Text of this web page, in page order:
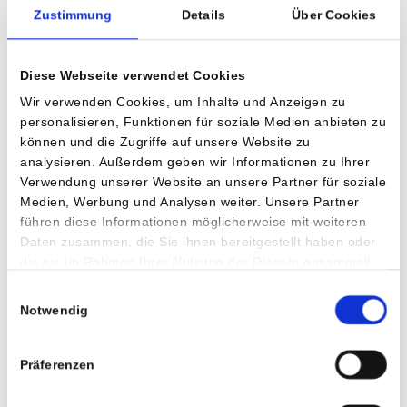
Zustimmung Details Über Cookies
Diese Webseite verwendet Cookies
Wir verwenden Cookies, um Inhalte und Anzeigen zu
personalisieren, Funktionen für soziale Medien anbieten zu
können und die Zugriffe auf unsere Website zu
analysieren. Außerdem geben wir Informationen zu Ihrer
Verwendung unserer Website an unsere Partner für soziale
Medien, Werbung und Analysen weiter. Unsere Partner
führen diese Informationen möglicherweise mit weiteren
Daten zusammen, die Sie ihnen bereitgestellt haben oder
Notwendig
Präferenzen
einfach angewendet, sondern auch weiterentwickelt sowie
ein durchaus bahnbrechender Fortschritt im
„althergebrachten“ Bereich Krankenhaus­infor­mations­­
systeme möglich, der das gute alte etablierte
Verfahrenswissen der letzten Jahr­zehnte mit der sich
laufend erneuernden Digitalität des Alltages zu Verbündeten
macht. Ob dies die etablierten Marken auch so organisch
schaffen können, werden die kommenden 10 Jahre zeigen.
Human & Digital ist bereit dafür, und zwar human und digital.
Über die Humanomed IT Solutions
Die Humanomed IT Solutions gehört zur Humanomed
Gruppe, die seit über 40 Jahren private Gesundheitsbetriebe